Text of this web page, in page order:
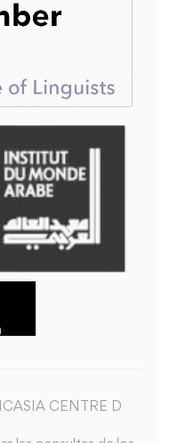
CENTRE D